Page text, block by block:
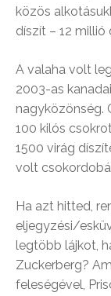
közös
díszít – 12 millió
A valaha volt
2003-as
nagyközönség.
100 kilós
1500 virág
volt
Ha azt hitted,
eljegyzési/
legtöbb lájkot,
Zuckerberg?
feleségével,